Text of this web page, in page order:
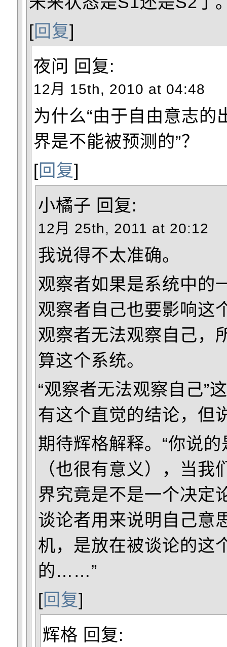
[回复]
夜问 回复:
12月 15th, 2010 at 04:48
为什么“由于自由意志的
界是不能被预测的”？
[回复]
小橘子 回复:
12月 25th, 2011 at 20:12
我说得不太准确。
观察者如果是系统中的
观察者自己也要影响这
观察者无法观察自己，
算这个系统。
“观察者无法观察自己”
有这个直觉的结论，但
期待辉格解释。“你说
（也很有意义），当我
界究竟是不是一个决定
谈论者用来说明自己意
机，是放在被谈论的这
的……”
[回复]
辉格 回复: